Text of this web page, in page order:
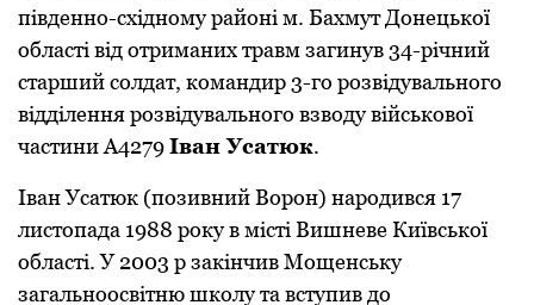
південно-східному районі м. Бахмут Донецької
області від отриманих травм загинув 34-річний
старший солдат, командир 3-го розвідувального
відділення розвідувального взводу військової
частини А4279Іван Усатюк.
Іван Усатюк (позивний Ворон) народився 17
листопада 1988 року в місті Вишневе Київської
області. У 2003 р закінчив Мощенську
загальноосвітню школу та вступив до